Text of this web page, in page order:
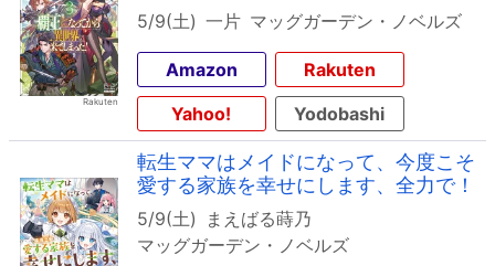
5/9(土) 一片 マッグガーデン・ノベルズ
Amazon
Rakuten
Yahoo!
Yodobashi
転生ママはメイドになって、今度こそ
愛する家族を幸せにします、全力で！
5/9(土)
まえばる蒔乃
マッグガーデン・ノベルズ